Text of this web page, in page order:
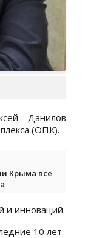
Данилов
(ОПК).
Крыма всё
и инноваций.
10 лет.